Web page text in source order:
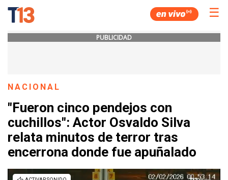
☰
PUBLICIDAD
NACIONAL
"Fueron cinco pendejos con
cuchillos": Actor Osvaldo Silva
relata minutos de terror tras
encerrona donde fue apuñalado